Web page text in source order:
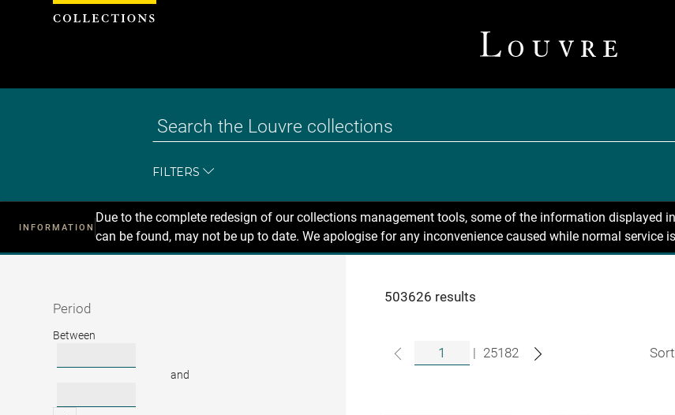
FILTERS
INFORMATION
Due to the complete redesign of our collections management tools, some of the information displayed
can be found, may not be up to date. We apologise for any inconvenience caused while normal service
Recherche
Period
Period
Between
and
503626 results
| 25182
Cookies management panel